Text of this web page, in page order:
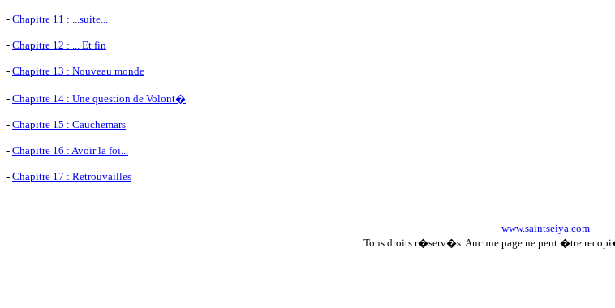
- Chapitre 11 : ...suite...
- Chapitre 12 : ... Et fin
- Chapitre 13 : Nouveau monde
- Chapitre 14 : Une question de Volont�
- Chapitre 15 : Cauchemars
- Chapitre 16 : Avoir la foi...
- Chapitre 17 : Retrouvailles
www.saintseiya.com
Tous droits r�serv�s. Aucune page ne peut �tre